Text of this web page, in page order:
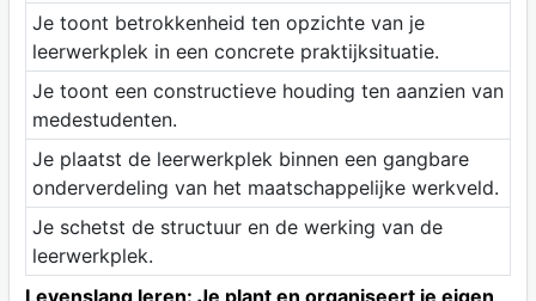
Je toont betrokkenheid ten opzichte van je
leerwerkplek in een concrete praktijksituatie.
Je toont een constructieve houding ten aanzien van
medestudenten.
Je plaatst de leerwerkplek binnen een gangbare
onderverdeling van het maatschappelijke werkveld.
Je schetst de structuur en de werking van de
leerwerkplek.